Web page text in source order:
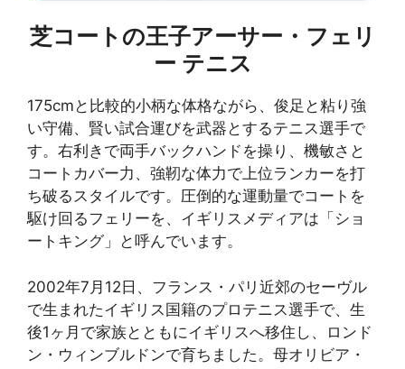
芝コートの王子アーサー・フェリ
ー テニス
175cmと比較的小柄な体格ながら、俊足と粘り強
い守備、賢い試合運びを武器とするテニス選手で
す。右利きで両手バックハンドを操り、機敏さと
コートカバー力、強靭な体力で上位ランカーを打
ち破るスタイルです。圧倒的な運動量でコートを
駆け回るフェリーを、イギリスメディアは「ショ
ートキング」と呼んでいます。
2002年7月12日、フランス・パリ近郊のセーヴル
で生まれたイギリス国籍のプロテニス選手で、生
後1ヶ月で家族とともにイギリスへ移住し、ロンド
ン・ウィンブルドンで育ちました。母オリビア・